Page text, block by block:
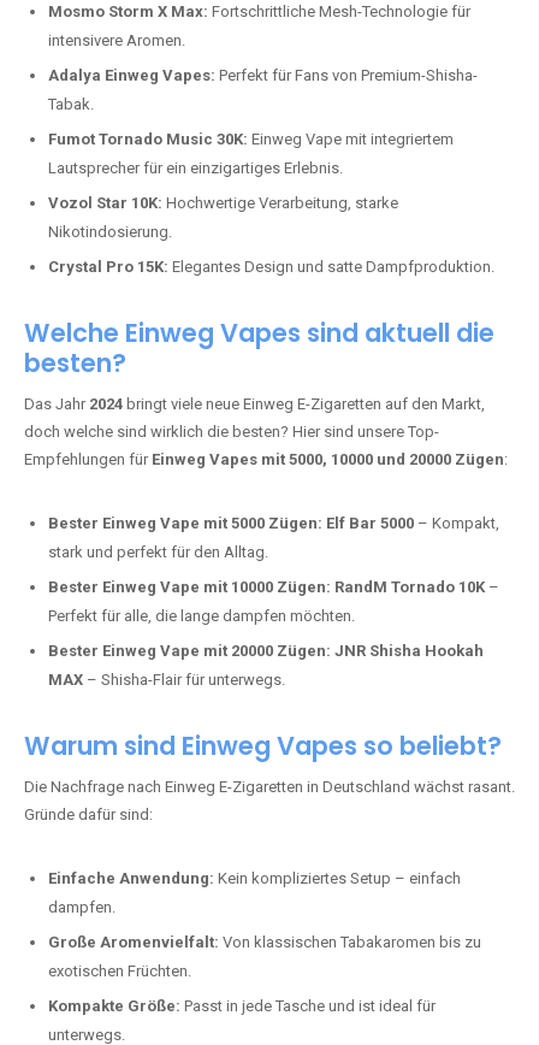
Mosmo Storm X Max: Fortschrittliche Mesh-Technologie für
intensivere Aromen.
Adalya Einweg Vapes: Perfekt für Fans von Premium-Shisha-
Tabak.
Fumot Tornado Music 30K: Einweg Vape mit integriertem
Lautsprecher für ein einzigartiges Erlebnis.
Vozol Star 10K: Hochwertige Verarbeitung, starke
Nikotindosierung.
Crystal Pro 15K: Elegantes Design und satte Dampfproduktion.
Welche Einweg Vapes sind aktuell die
besten?
Das Jahr 2024 bringt viele neue Einweg E-Zigaretten auf den Markt,
doch welche sind wirklich die besten? Hier sind unsere Top-
Empfehlungen für Einweg Vapes mit 5000, 10000 und 20000 Zügen:
Bester Einweg Vape mit 5000 Zügen: Elf Bar 5000 – Kompakt,
stark und perfekt für den Alltag.
Bester Einweg Vape mit 10000 Zügen: RandM Tornado 10K –
Perfekt für alle, die lange dampfen möchten.
Bester Einweg Vape mit 20000 Zügen: JNR Shisha Hookah
MAX – Shisha-Flair für unterwegs.
Warum sind Einweg Vapes so beliebt?
Die Nachfrage nach Einweg E-Zigaretten in Deutschland wächst rasant.
Gründe dafür sind:
Einfache Anwendung: Kein kompliziertes Setup – einfach
dampfen.
Große Aromenvielfalt: Von klassischen Tabakaromen bis zu
exotischen Früchten.
Kompakte Größe: Passt in jede Tasche und ist ideal für
unterwegs.